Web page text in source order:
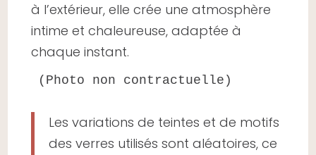
à l’extérieur, elle crée une atmosphère
intime et chaleureuse, adaptée à
chaque instant.
(Photo non contractuelle)
Les variations de teintes et de motifs
des verres utilisés sont aléatoires, ce